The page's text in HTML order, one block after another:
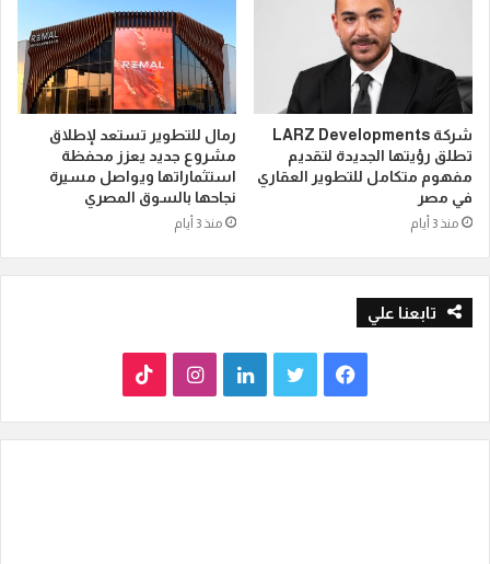
شركة LARZ Developments
تطلق رؤيتها الجديدة لتقديم
مفهوم متكامل للتطوير العقاري
في مصر
منذ 3 أيام
رمال للتطوير تستعد لإطلاق
مشروع جديد يعزز محفظة
استثماراتها ويواصل مسيرة
نجاحها بالسوق المصري
منذ 3 أيام
تابعنا علي
ي
و
ي
ن
i